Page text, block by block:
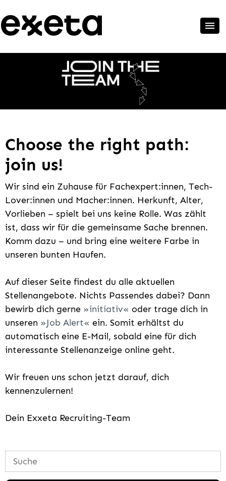
Choose the right path:
join us!
Wir sind ein Zuhause für Fachexpert:innen, Tech-
Lover:innen und Macher:innen. Herkunft, Alter,
Vorlieben – spielt bei uns keine Rolle. Was zählt
ist, dass wir für die gemeinsame Sache brennen.
Komm dazu – und bring eine weitere Farbe in
unseren bunten Haufen.
Auf dieser Seite findest du alle aktuellen
Stellenangebote. Nichts Passendes dabei? Dann
bewirb dich gerne
initiativ
oder trage dich in
unseren
Job Alert
ein. Somit erhältst du
automatisch eine E-Mail, sobald eine für dich
interessante Stellenanzeige online geht.
Wir freuen uns schon jetzt darauf, dich
kennenzulernen!
Dein Exxeta Recruiting-Team